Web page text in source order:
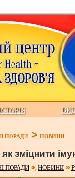
ПОРАДИ > НОВИНИ
як зміцнити
ПОРАДИ , НОВИНИ